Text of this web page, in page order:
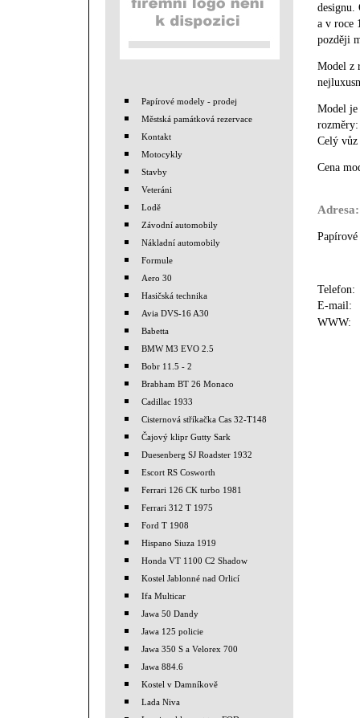
Papírové modely - prodej
Městská památková rezervace
Kontakt
Motocykly
Stavby
Veteráni
Lodě
Závodní automobily
Nákladní automobily
Formule
Aero 30
Hasičská technika
Avia DVS-16 A30
Babetta
BMW M3 EVO 2.5
Bobr 11.5 - 2
Brabham BT 26 Monaco
Cadillac 1933
Cisternová stříkačka Cas 32-T148
Čajový klipr Gutty Sark
Duesenberg SJ Roadster 1932
Escort RS Cosworth
Ferrari 126 CK turbo 1981
Ferrari 312 T 1975
Ford T 1908
Hispano Siuza 1919
Honda VT 1100 C2 Shadow
Kostel Jablonné nad Orlicí
Ifa Multicar
Jawa 50 Dandy
Jawa 125 policie
Jawa 350 S a Velorex 700
Jawa 884.6
Kostel v Damníkově
Lada Niva
designu.
a v roce
později
Model z
Model
Celý vůz
Cena
Adresa:
E-
WWW: